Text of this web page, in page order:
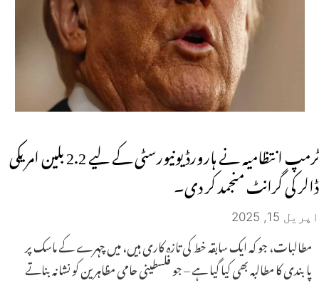
ٹرمپ انتظامیہ نے ہارورڈ یونیورسٹی کے لیے 2.2 بلین امریکی
ڈالر کی گرانٹ منجمد کر دی۔
اپریل 15, 2025
مطالبات، جو کہ ایک سابقہ ​​خط کی تازہ کاری ہیں، میں چہرے کے ماسک پر
پابندی کا مطالبہ بھی کیا گیا ہے – جو فلسطینی حامی مظاہرین کو نشانہ بناتے